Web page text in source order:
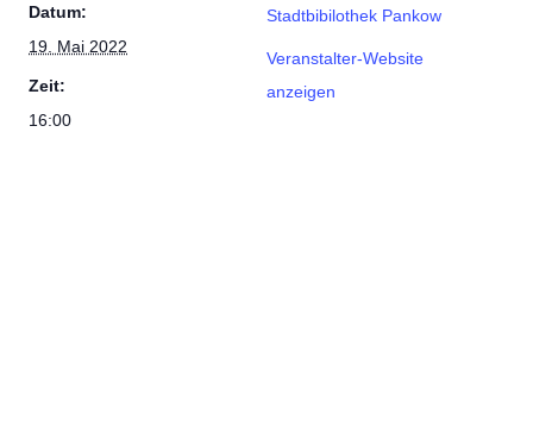
Datum:
19. Mai 2022
Zeit:
16:00
Stadtbibilothek Pankow
Veranstalter-Website
anzeigen